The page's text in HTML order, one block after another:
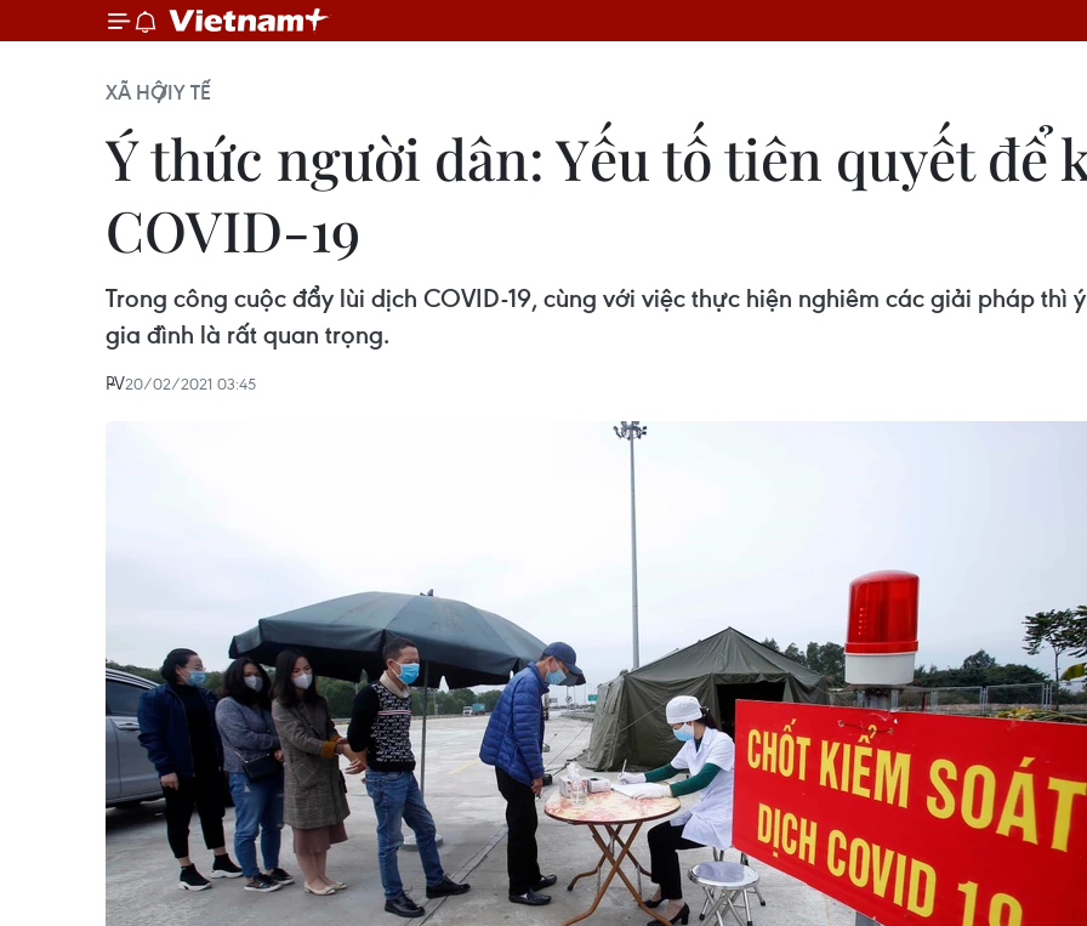
XÃ HỘIY TẾ
Ý thức người dân: Yếu tố tiên quyết để
COVID-19
Trong công cuộc đẩy lùi dịch COVID-19, cùng với việc thực hiện nghiêm các giải pháp thì
gia đình là rất quan trọng.
PV20/02/2021 03:45